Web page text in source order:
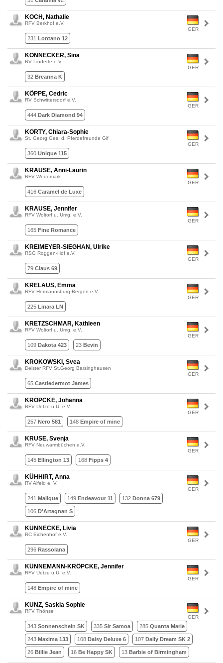
GER
KOCH, Nathalie
RFV Berkhof e.V.
231 Lontano 12
GER
KÖNNECKER, Sina
RV Linderte e.V.
32 Breanna K
GER
KÖPPE, Cedric
RV Schwittersdorf e.V.
444 Dark Diamond 94
GER
KORTY, Chiara-Sophie
St. Georg Ges. d. Pferdefreunde Gif
360 Unique 115
GER
KRAUSE, Anni-Laurin
RFV Wedemark
416 Caramel de Luxe
GER
KRAUSE, Jennifer
RFV Woltorf u. Umg. e.V.
165 Fine Romance
GER
KREIMEYER-SIEGHAN, Ulrike
RSG Roggen-Hof e.V.
79 Claus 69
GER
KRELAUS, Emma
RFV Hermannsburg-Bergen e.V.
225 Linara LN
GER
KRETZSCHMAR, Kathleen
RFV Woltorf u. Umg. e.V.
109 Dakota 423 23 Bevin
GER
KROKOWSKI, Svea
Deister RFV St.Georg Barsinghausen
65 Castledermot James
GER
KRÖPCKE, Johanna
RFV Uetze u.U. e.V.
257 Nero 581 148 Empire of mine
GER
KRUSE, Svenja
RFV Neuwarmbüchen e.V.
145 Ellington 13 168 Fipps 4
GER
KÜHHIRT, Anna
RV Alfeld e. V.
241 Malique 149 Endeavour 11 132 Donna 679
106 D'Artagnan S
GER
KÜNNECKE, Livia
RC Eichenhof e.V.
296 Rassolana
GER
KÜNNEMANN-KRÖPCKE, Jennifer
RFV Uetze u.U. e.V.
148 Empire of mine
GER
KUNZ, Saskia Sophie
RFV Thönse
343 Sonnenschein SK 335 Sir Samoa 285 Quanta Marie
243 Maxima 133 108 Daisy Deluxe 6 107 Daily Dream SK 2
26 Billie Jean 16 Be Happy SK 13 Barbie of Birmingham